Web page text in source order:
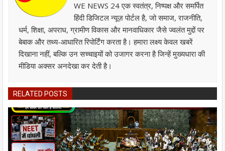
WE NEWS 24 एक स्वतंत्र, निष्पक्ष और समर्पित
हिंदी डिजिटल न्यूज़ पोर्टल है, जो समाज, राजनीति,
धर्म, शिक्षा, अपराध, ग्रामीण विकास और मानवाधिकार जैसे ज्वलंत मुद्दों पर
बेबाक और तथ्य-आधारित रिपोर्टिंग करता है। हमारा लक्ष्य केवल खबरें
दिखाना नहीं, बल्कि उन सच्चाइयों को उजागर करना है जिन्हें मुख्यधारा की
मीडिया अक्सर अनदेखा कर देती है।
RELATED POSTS